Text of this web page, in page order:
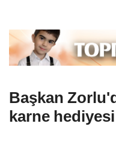
Başkan
karne hediyesi